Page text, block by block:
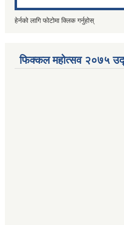
हेर्नको लागि फोटोमा क्लिक गर्नुहोस्
फिक्कल महोत्सव २०७५